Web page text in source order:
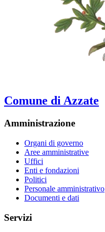
Comune di Azzate
Amministrazione
Organi di governo
Aree amministrative
Uffici
Enti e fondazioni
Politici
Personale amministrativo
Documenti e dati
Servizi